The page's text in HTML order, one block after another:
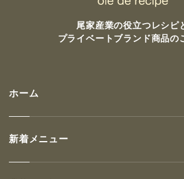
尾家産業の役立つレシピ
プライベートブランド商品の
ホーム
新着メニュー